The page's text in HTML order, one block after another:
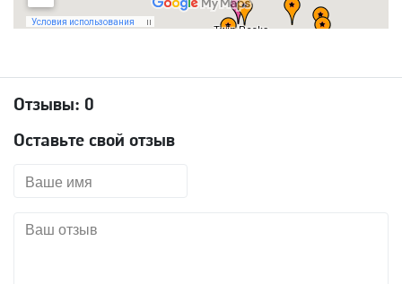
Отзывы: 0
Оставьте свой отзыв